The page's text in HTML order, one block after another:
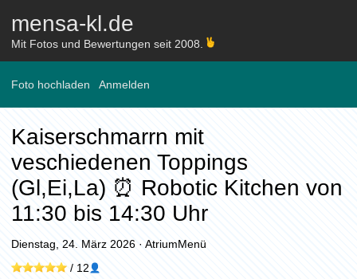
mensa-kl.de
Mit Fotos und Bewertungen seit 2008.
Foto hochladen Anmelden
Kaiserschmarrn mit
veschiedenen Toppings
(Gl,Ei,La) ⏰ Robotic Kitchen von
11:30 bis 14:30 Uhr
Dienstag, 24. März 2026 · AtriumMenü
/ 12